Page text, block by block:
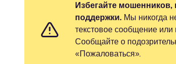
Избегайте
поддержки. Мы никогда
текстовое сообщение
Сообщайте о
«Пожаловаться».